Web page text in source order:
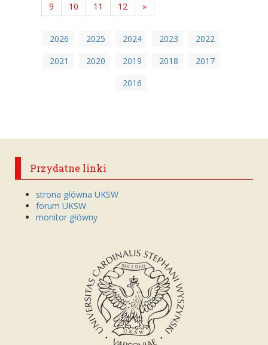
9
10 11 12 »
2026 2025 2024 2023
2022
2021
2020 2019 2018
2017
2016
Przydatne linki
strona główna UKSW
forum UKSW
monitor główny